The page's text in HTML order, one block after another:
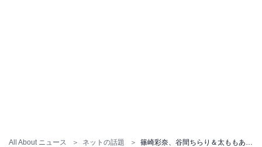
All About ニュース ネットの話題